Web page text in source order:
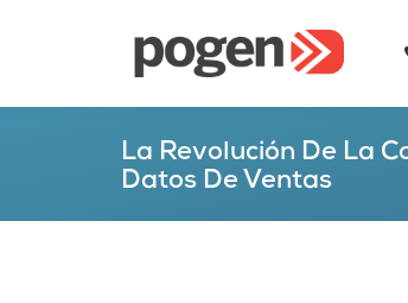
La Revolución De La
Datos De Ventas